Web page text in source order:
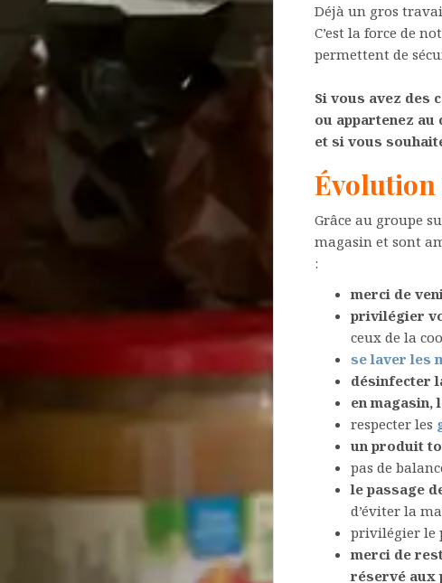
Déjà un gros
C’est la force de
permettent de
Si vous avez des
ou appartenez au
et si vous
Évolution
Grâce au groupe
magasin et sont
:
merci de
privilégier
ceux de la
se laver les
désinfecter
en magasin,
respecter les
un produit
pas de
le passage
d’éviter la
privilégier le
merci de
réservé aux